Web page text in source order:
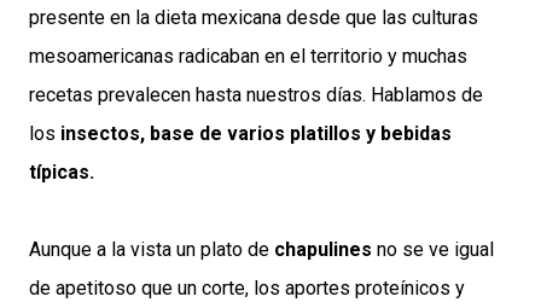
presente en la dieta mexicana desde que las culturas
mesoamericanas radicaban en el territorio y muchas
recetas prevalecen hasta nuestros días. Hablamos de
los insectos, base de varios platillos y bebidas
típicas.
Aunque a la vista un plato de chapulines no se ve igual
de apetitoso que un corte, los aportes proteínicos y